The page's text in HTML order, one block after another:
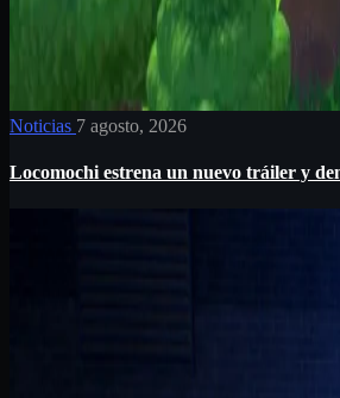
Noticias 7 agosto, 2026
Locomochi estrena un nuevo tráiler y